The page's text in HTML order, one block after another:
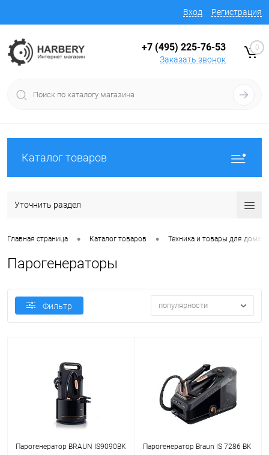
Вход Регистрация
+7 (495) 225-76-53
Заказать звонок
0
Каталог товаров
Уточнить раздел
Главная страница • Каталог товаров • Техника и товары для дома
Парогенераторы
Фильтр популярности
Парогенератор BRAUN IS9090BK Парогенератор Braun IS 7286 BK